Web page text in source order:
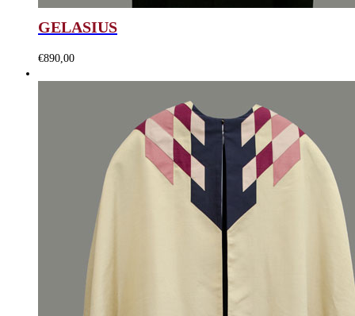
GELASIUS
€890,00